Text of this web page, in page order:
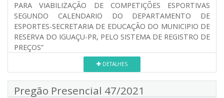
PARA VIABILIZAÇÃO DE COMPETIÇÕES ESPORTIVAS
SEGUNDO CALENDARIO DO DEPARTAMENTO DE
ESPORTES-SECRETARIA DE EDUCAÇÃO DO MUNICIPIO DE
RESERVA DO IGUAÇU-PR, PELO SISTEMA DE REGISTRO DE
PREÇOS”
DETALHES
Pregão Presencial 47/2021